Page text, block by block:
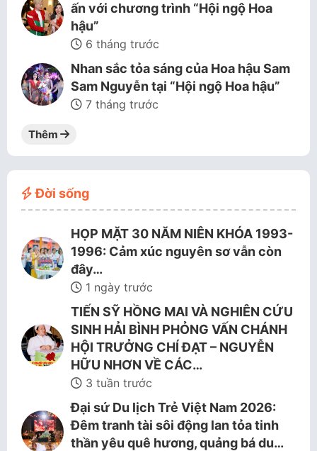
ấn với chương trình “Hội ngộ Hoa
hậu”
6 tháng trước
Nhan sắc tỏa sáng của Hoa hậu Sam
Sam Nguyễn tại “Hội ngộ Hoa hậu”
7 tháng trước
Thêm
Đời sống
HỌP MẶT 30 NĂM NIÊN KHÓA 1993-
1996: Cảm xúc nguyên sơ vẫn còn
đây…
1 ngày trước
TIẾN SỸ HỒNG MAI VÀ NGHIÊN CỨU
SINH HẢI BÌNH PHỎNG VẤN CHÁNH
HỘI TRƯỞNG CHÍ ĐẠT – NGUYỄN
HỮU NHƠN VỀ CÁC…
3 tuần trước
Đại sứ Du lịch Trẻ Việt Nam 2026:
Đêm tranh tài sôi động lan tỏa tinh
thần yêu quê hương, quảng bá du…